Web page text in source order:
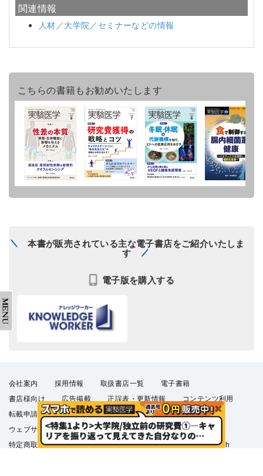
関連情報
人材／大学院／セミナーなどの情報
こちらの書籍もお勧めいたします
本書が販売されている主な電子書店をご紹介いたしま
す
電子版を購入する
会社案内 採用情報 取扱書店一覧
電子書籍
書店様向け
広告掲載 正誤表・更新情報
コンテンツ利用
転載申請
プライバシーポリシー
羊土社会員規約
ウェブサイト利用規約
羊土社のSNS・メールマガジン
特定商取引法に基づく表示
FAQ お問い合わせ English